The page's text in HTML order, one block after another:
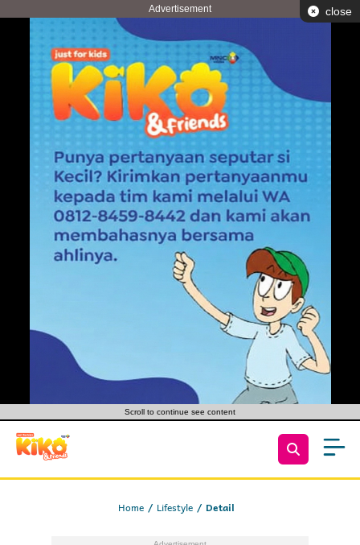
Advertisement close
Scroll to continue see content
Home Lifestyle Detail